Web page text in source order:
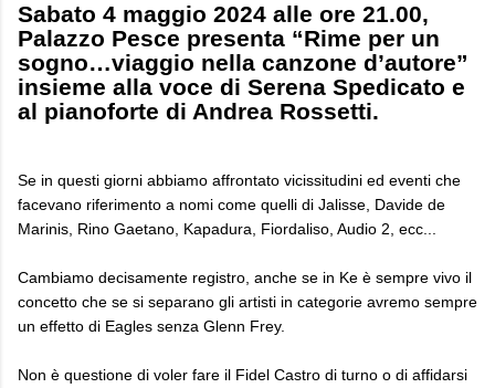
Sabato 4 maggio 2024 alle ore 21.00,
Palazzo Pesce presenta “Rime per un
sogno…viaggio nella canzone d’autore”
insieme alla voce di Serena Spedicato e
al pianoforte di Andrea Rossetti.
Se in questi giorni abbiamo affrontato vicissitudini ed eventi che
facevano riferimento a nomi come quelli di Jalisse, Davide de
Marinis, Rino Gaetano, Kapadura, Fiordaliso, Audio 2, ecc...
Cambiamo decisamente registro, anche se in Ke è sempre vivo il
concetto che se si separano gli artisti in categorie avremo sempre
un effetto di Eagles senza Glenn Frey.
Non è questione di voler fare il Fidel Castro di turno o di affidarsi